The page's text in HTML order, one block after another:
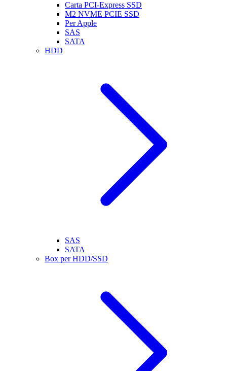
Carta PCI-Express SSD
M2 NVME PCIE SSD
Per Apple
SAS
SATA
HDD
SAS
SATA
Box per HDD/SSD